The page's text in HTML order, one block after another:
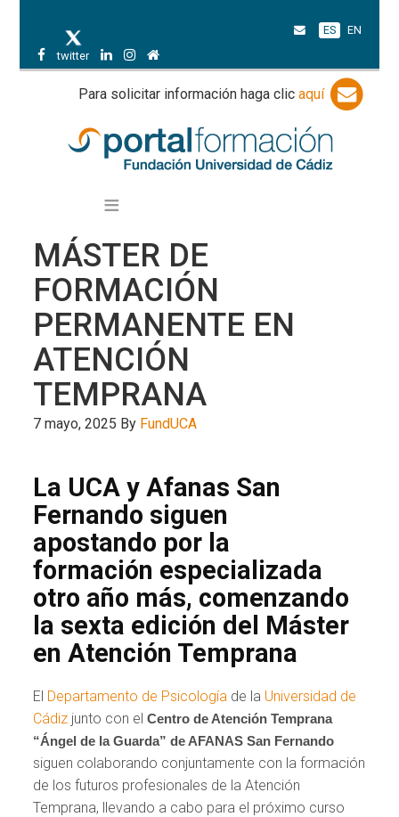
twitter
ES EN
Para solicitar información haga clic aquí
MÁSTER DE
FORMACIÓN
PERMANENTE EN
ATENCIÓN
TEMPRANA
7 mayo, 2025 By FundUCA
La UCA y Afanas San
Fernando siguen
apostando por la
formación especializada
otro año más, comenzando
la sexta edición del Máster
en Atención Temprana
El Departamento de Psicología de la Universidad de
Cádiz junto con elCentro de Atención Temprana
“Ángel de la Guarda” de AFANAS San Fernando
siguen colaborando conjuntamente con la formación
de los futuros profesionales de la Atención
Temprana, llevando a cabo para el próximo curso